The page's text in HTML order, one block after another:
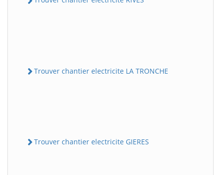
Trouver chantier electricite LA TRONCHE
Trouver chantier electricite GIERES